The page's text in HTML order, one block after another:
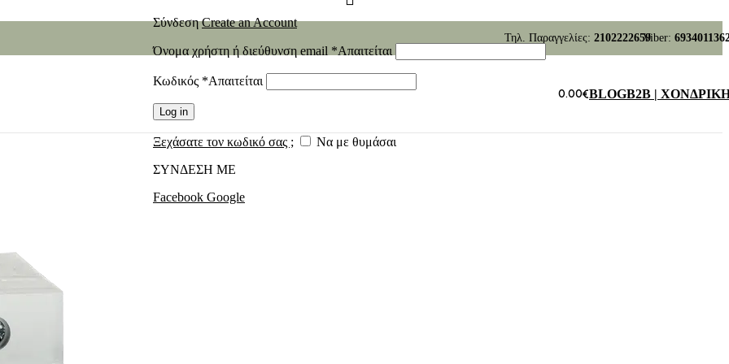
Τηλ. Παραγγελίες: 2102222659Viber:
ΣύνδεσηCreate an Account
Όνομα χρήστη ή διεύθυνση email *Απαιτείται
Κωδικός *Απαιτείται
Log in
Ξεχάσατε τον κωδικό σας ;
Να με θυμάσαι
ΣΥΝΔΕΣΗ ΜΕ
Facebook Google
0.00€BLOGB2B |